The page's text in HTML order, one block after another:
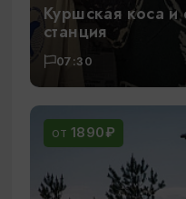
Куршская коса и
станция
07:30
ОТ 1890₽